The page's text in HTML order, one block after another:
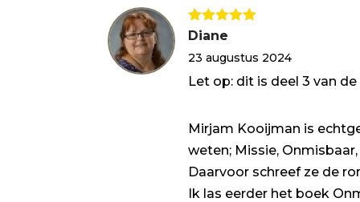
Gewaardeerd
Diane
23 augustus 2024
Let op: dit is deel 3 van
Mirjam Kooijman is
weten; Missie,
Daarvoor schreef ze de
Ik las eerder het boek